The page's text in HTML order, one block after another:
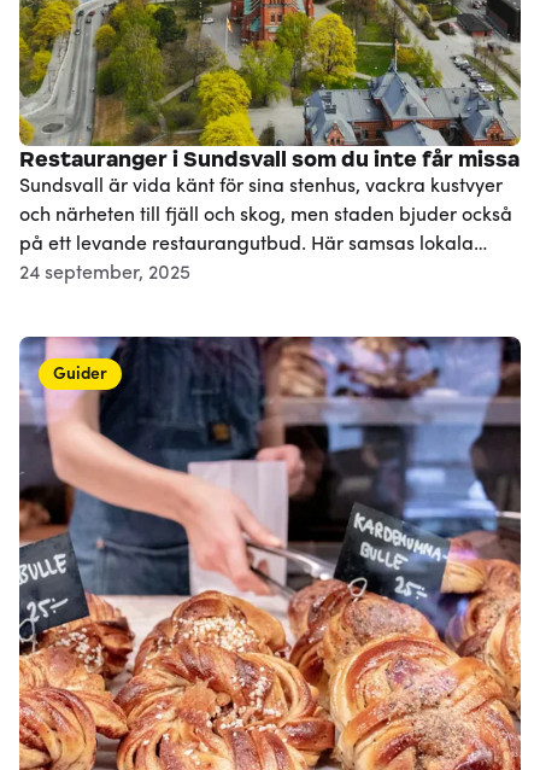
Restauranger i Sundsvall som du inte får missa
Sundsvall är vida känt för sina stenhus, vackra kustvyer
och närheten till fjäll och skog, men staden bjuder också
på ett levande restaurangutbud. Här samsas lokala
delikatesser med internationella smaker, mysiga caféer
24 september, 2025
Guider